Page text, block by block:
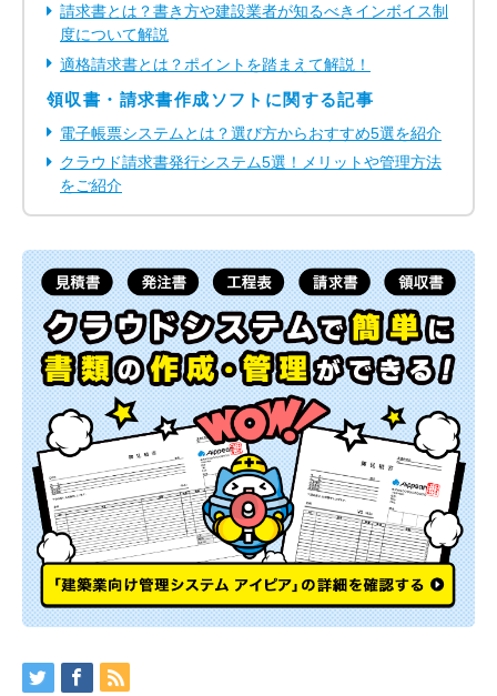
請求書とは？書き方や建設業者が知るべきインボイス制
度について解説
適格請求書とは？ポイントを踏まえて解説！
領収書・請求書作成ソフトに関する記事
電子帳票システムとは？選び方からおすすめ5選を紹介
クラウド請求書発行システム5選！メリットや管理方法
をご紹介